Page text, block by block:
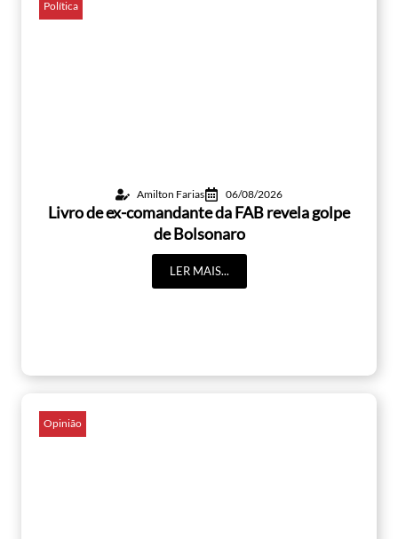
Política
Amilton Farias 06/08/2026
Livro de ex-comandante da FAB revela golpe
de Bolsonaro
LER MAIS...
Opinião